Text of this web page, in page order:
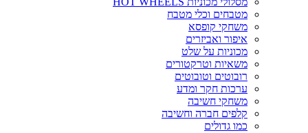
מטבחים וכלי מטבח
משחקי קופסא
איפור ואביזרים
מכוניות על שלט
משאיות וטרקטורים
רובוטים וטובוטים
ערכות חקר ומדע
משחקי חשיבה
קלפים חברה וחשיבה
כמו גדולים